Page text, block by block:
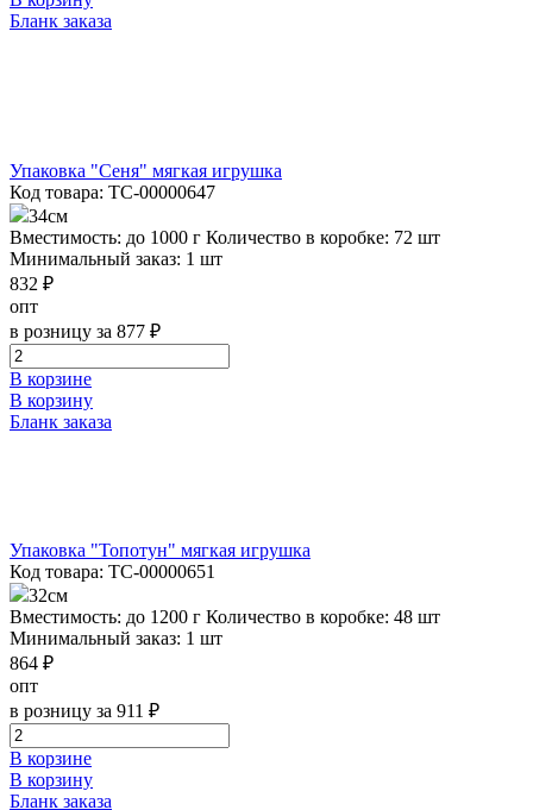
Бланк заказа
Упаковка "Сеня" мягкая игрушка
Код товара: ТС-00000647
34см
Вместимость: до 1000 г Количество в коробке: 72 шт
Минимальный заказ: 1 шт
832 ₽
опт
в розницу за 877 ₽
В корзине
В корзину
Бланк заказа
Упаковка "Топотун" мягкая игрушка
Код товара: ТС-00000651
32см
Вместимость: до 1200 г Количество в коробке: 48 шт
Минимальный заказ: 1 шт
864 ₽
опт
в розницу за 911 ₽
В корзине
В корзину
Бланк заказа